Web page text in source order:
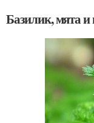
Базилик, мята